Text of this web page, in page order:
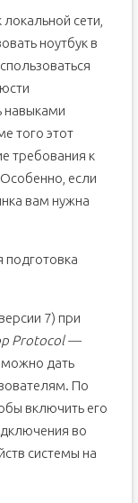
сети,
ноутбук в
навыками
того этот
требования к
Особенно, если
вам нужна
подготовка
7) при
Protocol —
дать
По
включить его
во
системы на